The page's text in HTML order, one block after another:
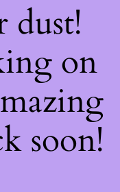
dust!
on
soon!